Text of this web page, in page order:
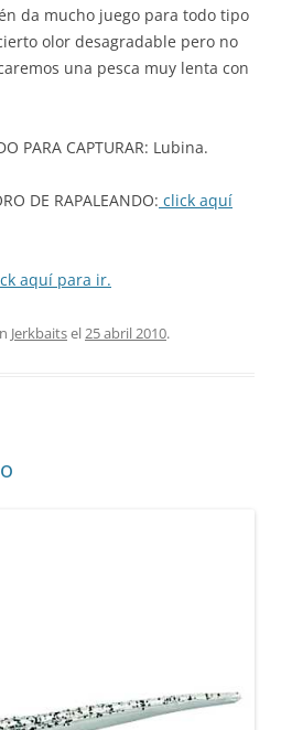
da mucho juego para todo tipo
olor desagradable pero no
una pesca muy lenta con
PARA CAPTURAR: Lubina.
DE RAPALEANDO: click aquí
aquí para ir.
Jerkbaitsel25 abril 2010.